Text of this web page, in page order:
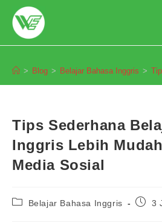
content
> Blog > Belajar Bahasa Inggris >
Tips Sederhana
Inggris Lebih
Media Sosial
PostBelajar Bahasa Inggris
Post3